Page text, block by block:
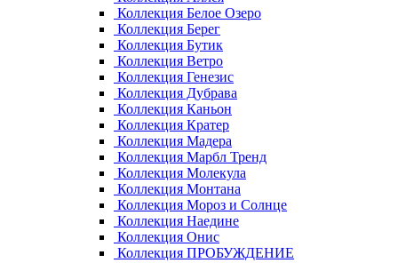
Коллекция Белое Озеро
Коллекция Берег
Коллекция Бутик
Коллекция Ветро
Коллекция Генезис
Коллекция Дубрава
Коллекция Каньон
Коллекция Кратер
Коллекция Мадера
Коллекция Марбл Тренд
Коллекция Молекула
Коллекция Монтана
Коллекция Мороз и Солнце
Коллекция Наедине
Коллекция Онис
Коллекция ПРОБУЖДЕНИЕ